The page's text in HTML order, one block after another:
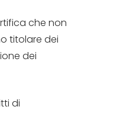
che non
titolare dei
dei
di